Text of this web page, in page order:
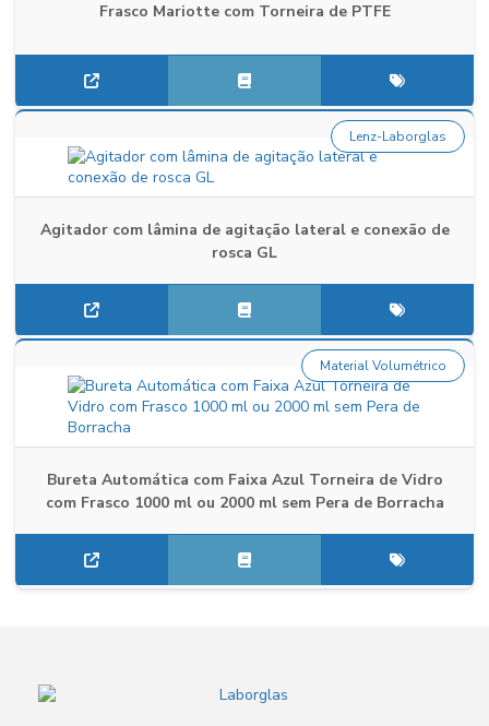
Frasco Mariotte com Torneira de PTFE
Agitador com lâmina de agitação lateral e conexão de
rosca GL
Lenz-Laborglas
Bureta Automática com Faixa Azul Torneira de Vidro
com Frasco 1000 ml ou 2000 ml sem Pera de Borracha
Material Volumétrico